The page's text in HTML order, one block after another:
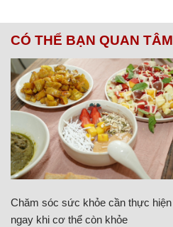
CÓ THỂ BẠN QUAN TÂM
Chăm sóc sức khỏe cần thực hiện
ngay khi cơ thể còn khỏe